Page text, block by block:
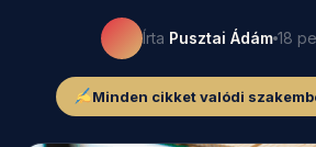
Írta Pusztai Ádám 18
Minden cikket valódi